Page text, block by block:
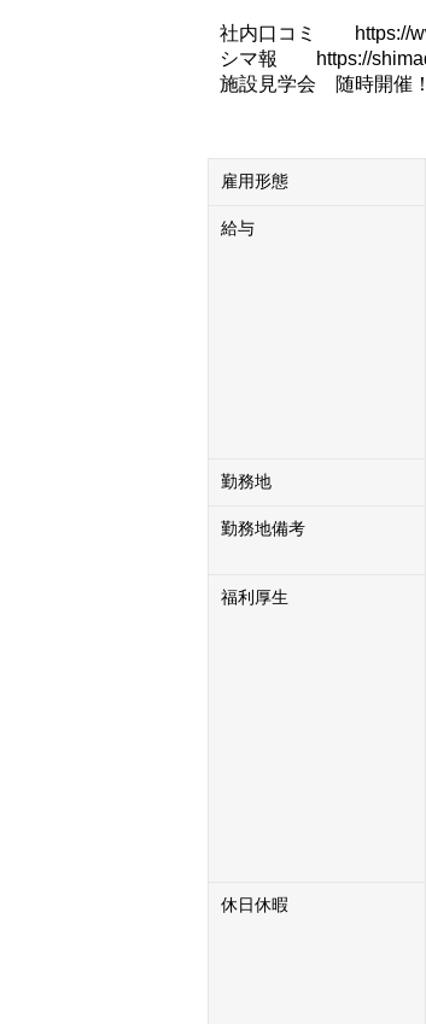
社内口コミ https://
シマ報 https://
施設見学会 随時開催
雇用形態
給与
勤務地
勤務地備考
福利厚生
休日休暇